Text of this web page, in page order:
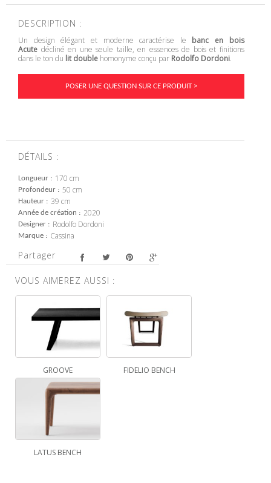
DESCRIPTION :
Un design élégant et moderne caractérise le banc en bois
Acute décliné en une seule taille, en essences de bois et finitions
dans le ton du lit double homonyme conçu par Rodolfo Dordoni.
POSER UNE QUESTION SUR CE PRODUIT >
DÉTAILS :
Longueur 170 cm
Profondeur 50 cm
Hauteur 39 cm
Année de création 2020
Designer Rodolfo Dordoni
Marque Cassina
Partager
VOUS AIMEREZ AUSSI :
GROOVE FIDELIO BENCH
LATUS BENCH